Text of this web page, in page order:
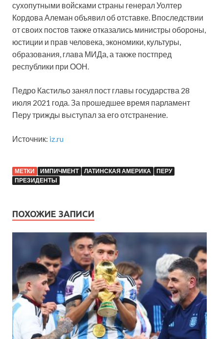
сухопутными войсками страны генерал Уолтер
Кордова Алеман объявил об отставке. Впоследствии
от своих постов также отказались министры обороны,
юстиции и прав человека, экономики, культуры,
образования, глава МИДа, а также постпред
республики при ООН.
Педро Кастильо занял пост главы государства 28
июля 2021 года. За прошедшее время парламент
Перу трижды выступал за его отстранение.
Источник: iz.ru
МЕТКИ ИМПИЧМЕНТ ЛАТИНСКАЯ АМЕРИКА
ПЕРУ
ПРЕЗИДЕНТЫ
ПОХОЖИЕ ЗАПИСИ